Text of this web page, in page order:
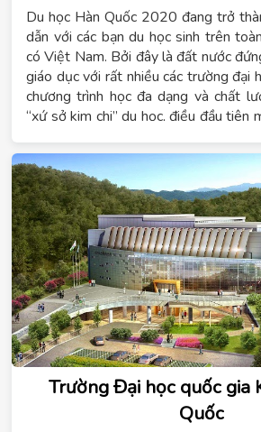
Du học Hàn Quốc 2020 đang trở
dẫn với các bạn du học sinh trên
có Việt Nam. Bởi đây là đất nước
giáo dục với rất nhiều các trường đại
chương trình học đa dạng và chất
“xứ sở kim chi” du học, điều đầu tiên
học tại Hàn Quốc năm 2020.
Trường Đại học quốc gia
Quốc